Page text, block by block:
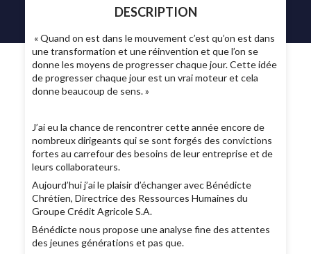
DESCRIPTION
« Quand on est dans le mouvement c’est qu’on est dans
une transformation et une réinvention et que l’on se
donne les moyens de progresser chaque jour. Cette idée
de progresser chaque jour est un vrai moteur et cela
donne beaucoup de sens. »
J’ai eu la chance de rencontrer cette année encore de
nombreux dirigeants qui se sont forgés des convictions
fortes au carrefour des besoins de leur entreprise et de
leurs collaborateurs.
Aujourd’hui j’ai le plaisir d’échanger avec Bénédicte
Chrétien, Directrice des Ressources Humaines du
Groupe Crédit Agricole S.A.
Bénédicte nous propose une analyse fine des attentes
des jeunes générations et pas que.